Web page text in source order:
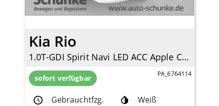
Kia Rio
1.0T-GDI Spirit Navi LED ACC Apple CarPlay Android Auto Klimaautom DAB SHZ LenkradHZG
sofort verfügbar PA_6764114
Gebrauchtfzg.
Weiß